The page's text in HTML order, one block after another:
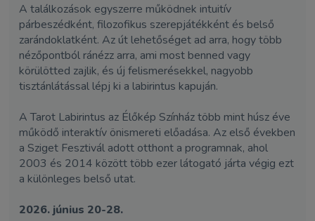
A találkozások egyszerre működnek intuitív
párbeszédként, filozofikus szerepjátékként és belső
zarándoklatként. Az út lehetőséget ad arra, hogy több
nézőpontból ránézz arra, ami most benned vagy
körülötted zajlik, és új felismerésekkel, nagyobb
tisztánlátással lépj ki a labirintus kapuján.
A Tarot Labirintus az Élőkép Színház több mint húsz éve
működő interaktív önismereti előadása. Az első években
a Sziget Fesztivál adott otthont a programnak, ahol
2003 és 2014 között több ezer látogató járta végig ezt
a különleges belső utat.
2026. június 20-28.